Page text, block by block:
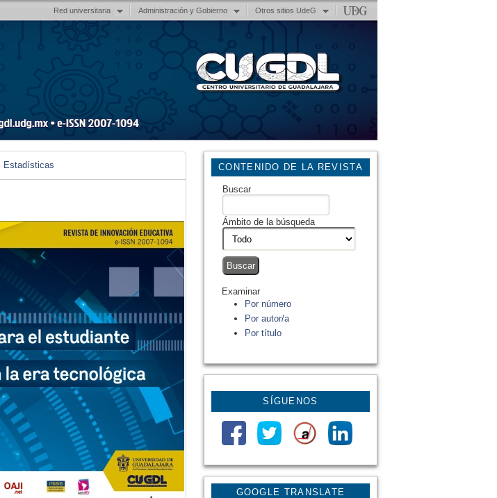
Red universitaria Administración y Gobierno Otros sitios UdeG
GOOGLE TRANSLATE
CONTENIDO DE LA REVISTA
Buscar
Ámbito de la búsqueda
Examinar
Por número
Por autor/a
Por título
SÍGUENOS
Estadísticas